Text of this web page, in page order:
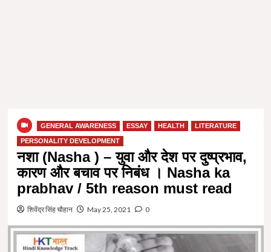
GENERAL AWARENESS ESSAY HEALTH LITERATURE
PERSONALITY DEVELOPMENT
नशा (Nasha ) – युवा और देश पर दुष्प्रभाव,
कारण और बचाव पर निबंध । Nasha ka
prabhav / 5th reason must read
शिवेंद्र सिंह चौहान May 25, 2021 0